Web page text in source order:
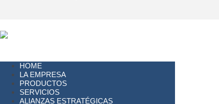
HOME
LA EMPRESA
PRODUCTOS
SERVICIOS
ALIANZAS ESTRATÉGICAS